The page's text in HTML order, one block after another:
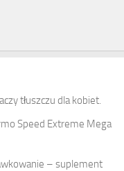
tłuszczu dla kobiet.
Speed Extreme Mega
– suplement